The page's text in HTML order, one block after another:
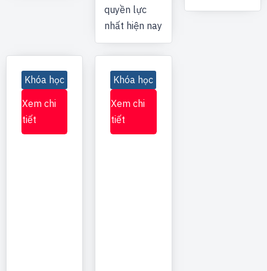
quyền lực
nhất hiện nay
Khóa học
Xem chi
tiết
Khóa học
Xem chi
tiết